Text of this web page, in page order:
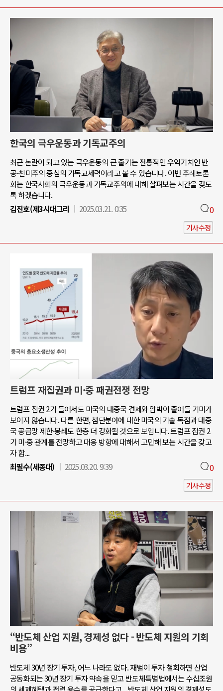
한국의 극우운동과 기독교주의
최근 논란이 되고 있는 극우운동의 큰 줄기는 전통적인 우익기치인 반
공-친미주의 중심의 기독교세력이라고 볼 수 있습니다. 이번 주례토론
회는 한국사회의 극우운동과 기독교주의에 대해 살펴보는 시간을 갖도
록 하겠습니다.
김진호(제3시대그리
2025.03.21. 0:35 0
기사수정
트럼프 재집권과 미·중 패권전쟁 전망
트럼프 집권 2기 들어서도 미국의 대중국 견제와 압박이 줄어들 기미가
보이지 않습니다. 다른 한편, 첨단분야에 대한 미국의 기술 독점과 대중
국 공급망 제한·봉쇄도 한층 더 강화될 것으로 보입니다. 트럼프 집권 2
기 미·중 관계를 전망하고 대응 방향에 대해서 고민해 보는 시간을 갖고
자 합...
최필수(세종대)
2025.03.20. 9:39 0
기사수정
“반도체 산업 지원, 경제성 없다 - 반도체 지원의 기회
비용”
반도체 30년 장기 투자, 어느 나라도 없다. 재벌이 투자 철회하면 산업
공동화되는 30년 장기 투자 약속을 믿고 반도체특별법에서는 수십조원